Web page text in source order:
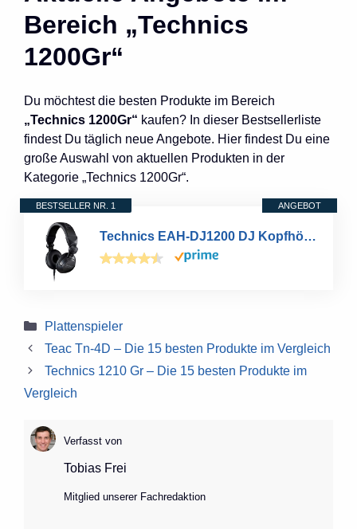
Bereich „Technics
1200Gr“
Du möchtest die besten Produkte im Bereich
„Technics 1200Gr“ kaufen? In dieser Bestsellerliste
findest Du täglich neue Angebote. Hier findest Du eine
große Auswahl von aktuellen Produkten in der
Kategorie „Technics 1200Gr“.
ANGEBOT
BESTSELLER NR. 1
Technics EAH-DJ1200 DJ Kopfhörer, On-Ear, Schwenkarm, abnehmbares Spiralkabel, High-End Stereoklang, schwarz
Kategorien
Plattenspieler
Teac Tn-4D – Die 15 besten Produkte im Vergleich
Technics 1210 Gr – Die 15 besten Produkte im
Vergleich
Verfasst von
Tobias Frei
Mitglied unserer Fachredaktion